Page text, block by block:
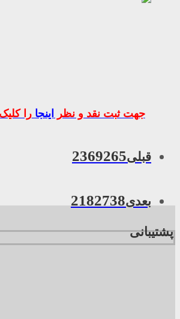
جهت ثبت نقد و نظر اینجارا
قبلی2369265
بعدی2182738
پشتیبانی